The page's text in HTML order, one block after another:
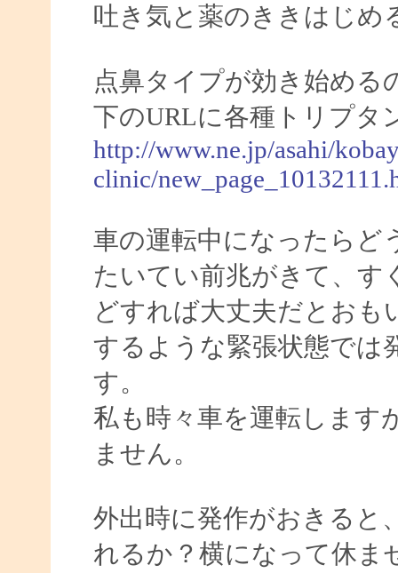
吐き気と薬のききはじめ
点鼻タイプが効き始める
下のURLに各種トリプタ
http://www.ne.jp/asahi/
clinic/
車の運転中になったらど
たいてい前兆がきて、す
どすれば大丈夫だとおも
するような緊張状態では
す。
私も時々車を運転します
ません。
外出時に発作がおきると
れるか？横になって休ま